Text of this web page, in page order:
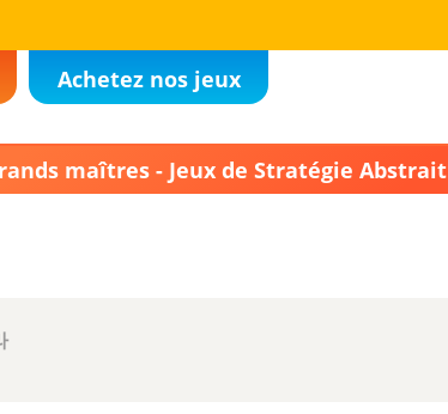
Achetez nos jeux
maîtres - Jeux de Stratégie Abstrait